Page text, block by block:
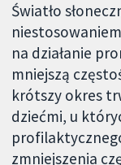
Światło
na działanie
mniejszą
krótszy okres
dziećmi, u
zmniejszenia